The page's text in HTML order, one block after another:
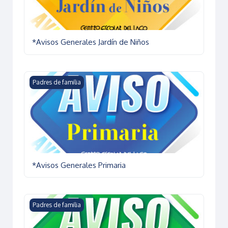
*Avisos Generales Jardín de Niños
*Avisos Generales Primaria
Padres de familia
*Avisos Generales Primaria
*Avisos Generales Secundaria
Padres de familia